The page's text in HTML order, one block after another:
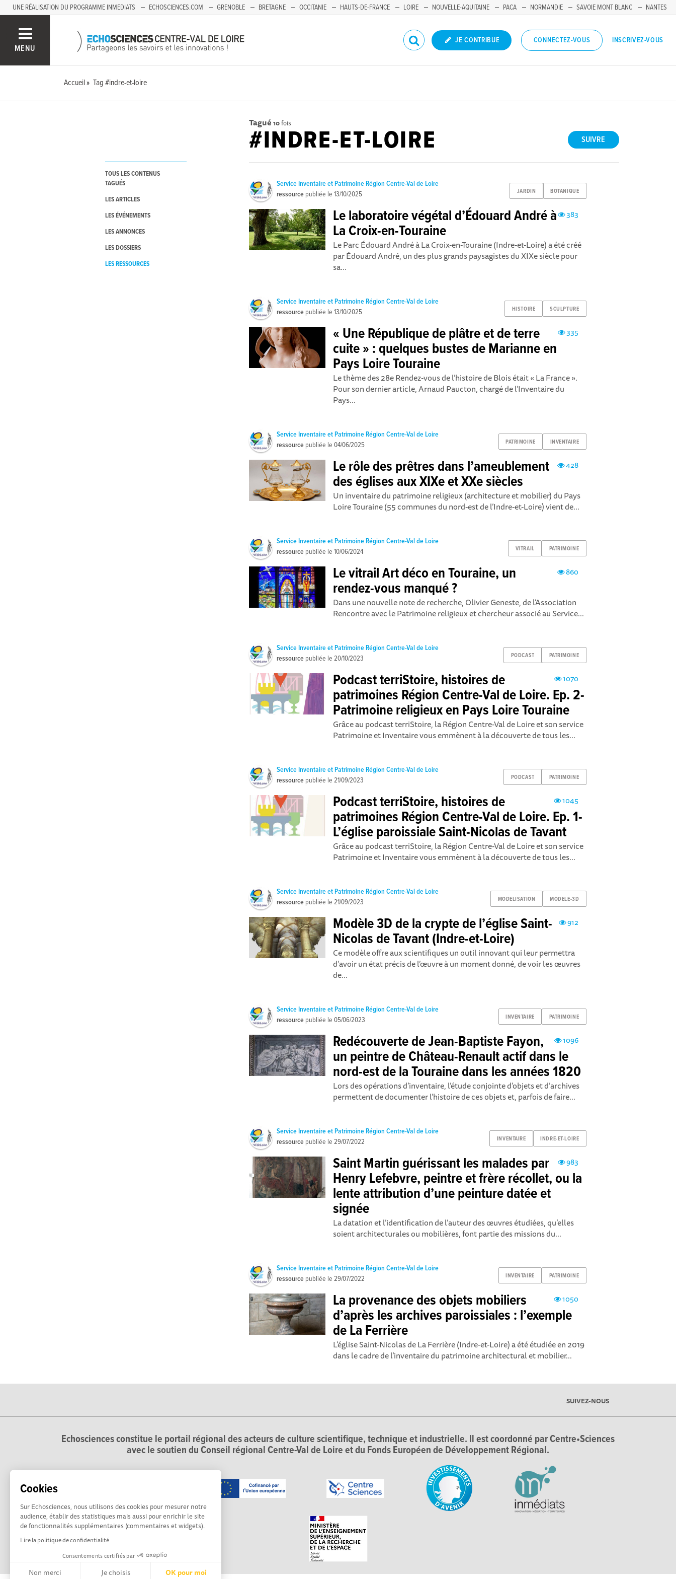
Cookies
Sur Echosciences, nous utilisons des cookies pour mesurer notre
audience, établir des statistiques mais aussi pour enrichir le site
de fonctionnalités supplémentaires (commentaires et widgets).
Lire la politique de confidentialité
Consentements certifiés par
Non merci Je choisis OK pour moi
UNE RÉALISATION DU PROGRAMME INMEDIATS ECHOSCIENCES.COM GRENOBLE BRETAGNE OCCITANIE HAUTS-DE-FRANCE LOIRE NOUVELLE-AQUITAINE PACA NORMANDIE SAVOIE MONT BLANC
NANTES
MENU
JE CONTRIBUE CONNECTEZ-VOUS INSCRIVEZ-VOUS
Accueil Tag #indre-et-loire
TOUS LES CONTENUS
TAGUÉS
LES ARTICLES
LES ÉVÉNEMENTS
LES ANNONCES
LES DOSSIERS
LES RESSOURCES
Tagué 10fois
SUIVRE
#INDRE-ET-LOIRE
JARDIN BOTANIQUE
Service Inventaire et Patrimoine Région Centre-Val de Loire
ressource publiée le13/10/2025
383
Le laboratoire végétal d’Édouard André à
La Croix-en-Touraine
Le Parc Édouard André à La Croix-en-Touraine (Indre-et-Loire) a été créé
par Édouard André, un des plus grands paysagistes du XIXe siècle pour
sa...
HISTOIRE SCULPTURE
Service Inventaire et Patrimoine Région Centre-Val de Loire
ressource publiée le13/10/2025
335
« Une République de plâtre et de terre
cuite » : quelques bustes de Marianne en
Pays Loire Touraine
Le thème des 28e Rendez-vous de l’histoire de Blois était « La France ».
Pour son dernier article, Arnaud Paucton, chargé de l’Inventaire du
Pays...
PATRIMOINE INVENTAIRE
Service Inventaire et Patrimoine Région Centre-Val de Loire
ressource publiée le04/06/2025
428
Le rôle des prêtres dans l’ameublement
des églises aux XIXe et XXe siècles
Un inventaire du patrimoine religieux (architecture et mobilier) du Pays
Loire Touraine (55 communes du nord-est de l’Indre-et-Loire) vient de...
VITRAIL PATRIMOINE
Service Inventaire et Patrimoine Région Centre-Val de Loire
ressource publiée le10/06/2024
860
Le vitrail Art déco en Touraine, un
rendez-vous manqué ?
Dans une nouvelle note de recherche, Olivier Geneste, de l’Association
Rencontre avec le Patrimoine religieux et chercheur associé au Service...
PODCAST PATRIMOINE
Service Inventaire et Patrimoine Région Centre-Val de Loire
ressource publiée le20/10/2023
1070
Podcast terriStoire, histoires de
patrimoines Région Centre-Val de Loire. Ep. 2-
Patrimoine religieux en Pays Loire Touraine
Grâce au podcast terriStoire, la Région Centre-Val de Loire et son service
Patrimoine et Inventaire vous emmènent à la découverte de tous les...
PODCAST PATRIMOINE
Service Inventaire et Patrimoine Région Centre-Val de Loire
ressource publiée le21/09/2023
1045
Podcast terriStoire, histoires de
patrimoines Région Centre-Val de Loire. Ep. 1-
L’église paroissiale Saint-Nicolas de Tavant
Grâce au podcast terriStoire, la Région Centre-Val de Loire et son service
Patrimoine et Inventaire vous emmènent à la découverte de tous les...
MODELISATION MODELE-3D
Service Inventaire et Patrimoine Région Centre-Val de Loire
ressource publiée le21/09/2023
912
Modèle 3D de la crypte de l’église Saint-
Nicolas de Tavant (Indre-et-Loire)
Ce modèle offre aux scientifiques un outil innovant qui leur permettra
d’avoir un état précis de l’œuvre à un moment donné, de voir les œuvres
de...
INVENTAIRE PATRIMOINE
Service Inventaire et Patrimoine Région Centre-Val de Loire
ressource publiée le05/06/2023
1096
Redécouverte de Jean-Baptiste Fayon,
un peintre de Château-Renault actif dans le
nord-est de la Touraine dans les années 1820
Lors des opérations d’inventaire, l’étude conjointe d’objets et d’archives
permettent de documenter l’histoire de ces objets et, parfois de faire...
INVENTAIRE INDRE-ET-LOIRE
Service Inventaire et Patrimoine Région Centre-Val de Loire
ressource publiée le29/07/2022
983
Saint Martin guérissant les malades par
Henry Lefebvre, peintre et frère récollet, ou la
lente attribution d’une peinture datée et
signée
La datation et l’identification de l’auteur des œuvres étudiées, qu’elles
soient architecturales ou mobilières, font partie des missions du...
INVENTAIRE PATRIMOINE
Service Inventaire et Patrimoine Région Centre-Val de Loire
ressource publiée le29/07/2022
1050
La provenance des objets mobiliers
d’après les archives paroissiales : l’exemple
de La Ferrière
L’église Saint-Nicolas de La Ferrière (Indre-et-Loire) a été étudiée en 2019
dans le cadre de l’inventaire du patrimoine architectural et mobilier...
SUIVEZ-NOUS
Echosciences constitue le portail régional des acteurs de culture scientifique, technique et industrielle. Il est coordonné par Centre•Sciences
avec le soutien du Conseil régional Centre-Val de Loire et du Fonds Européen de Développement Régional.